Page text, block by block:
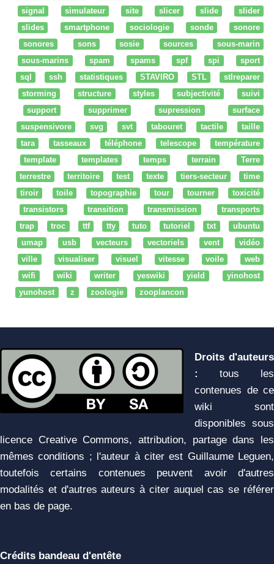
signal
simulateur site slicer slide
slider
slides
smartphone sociologie sonde
sonore
sonores
sons sosie sources
sous-marin
sous-marins
spam spams spf spi
sport
sql
ssh statistiques STAVIRO STL
stlreparer
storming
structure styles subjectivité
suivi
support
supprimer supression
surface
suspensivore
svg svt tabouret tactile
taille
tara
tasseaux téléphone telescope
température
template
templates temps terrain
Terre
terrestre
territoire test texte tiers-secteur
time
tiroir
toile topographie tour tourner
toxicité
transistors
transition transmission
transports
trap
troc ttf tty tuto tutoriel txt
ubuntu
umap
usb vecteurs vectoriels vent
vidéo
ville
visualiser visuel vitesse voile
web
wifi
wiki writer yeswiki yield
yinohost
yunohost
z zoologie zooplancon
Droits d'auteurs
:
tous les
contenues de ce
wiki sont
disponibles sous
licence Creative Commons, attribution, partage dans les
mêmes conditions ; l'auteur à citer est Guillaume Leguen,
toutefois certains contenues peuvent avoir d'autres
modalités et d'autres auteurs à citer auquel cas se référer
en bas de page.
Crédits bandeau d'entête